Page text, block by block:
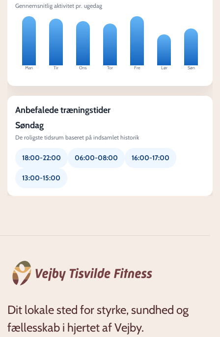
Gennemsnitlig aktivitet pr. ugedag
Man Tir Ons Tor Fre Lør Søn
Anbefalede træningstider
Søndag
De roligste tidsrum baseret på indsamlet historik
18:00-22:00 06:00-08:00 16:00-17:00
13:00-15:00
Dit lokale sted for styrke, sundhed og
fællesskab i hjertet af Vejby.